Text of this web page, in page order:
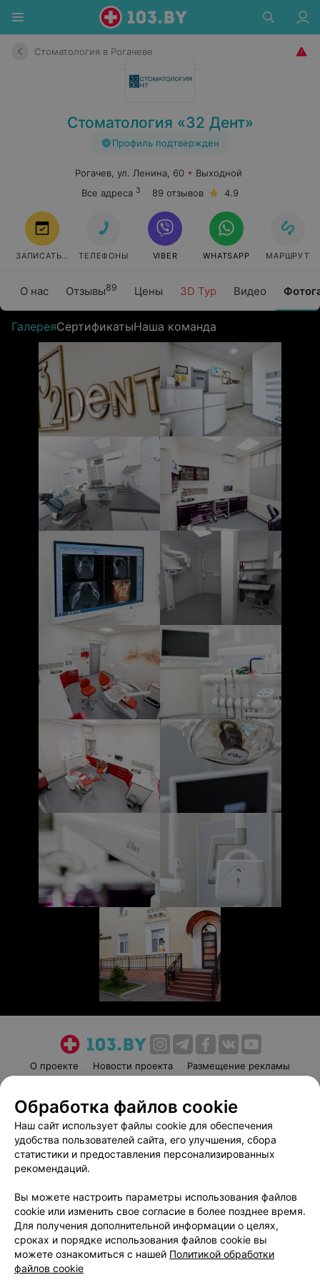
Стоматология в Рогачеве
Стоматология «32 Дент»
Профиль подтвержден
О нас Отзывы89 Цены 3D Тур Видео
Рогачев, ул. Ленина, 60
Выходной
Все адреса 3 89 отзывов 4.9
ЗАПИСАТЬСЯ ТЕЛЕФОНЫ VIBER WHATSAPP МАРШРУТ
ГалереяСертификатыНаша команда
О проекте Новости проекта
Размещение рекламы
Пользовательское соглашение
Способы оплаты
Вакансии
Партнеры
Написать руководителю 103.by
Обработка персональных данных
Обработка файлов cookie
Наш сайт использует файлы cookie для обеспечения
удобства пользователей сайта, его улучшения, сбора
статистики и предоставления персонализированных
рекомендаций.
Вы можете настроить параметры использования файлов
cookie или изменить свое согласие в более позднее время.
Для получения дополнительной информации о целях,
сроках и порядке использования файлов cookie вы
можете ознакомиться с нашей Политикой обработки
файлов cookie